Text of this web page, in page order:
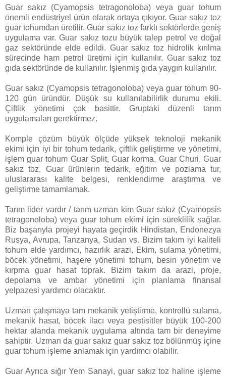
Guar sakız (Cyamopsis tetragonoloba) veya guar tohum
önemli endüstriyel ürün olarak ortaya çıkıyor. Guar sakız toz
guar tohumdan üretilir. Guar sakız toz farklı sektörlerde geniş
uygulama var. Guar sakız tozu büyük talep petrol ve doğal
gaz sektöründe elde edildi. Guar sakız toz hidrolik kırılma
sürecinde ham petrol üretimi için kullanılır. Guar sakız toz
gıda sektöründe de kullanılır. İşlenmiş gıda yaygın kullanılır.
Guar sakız (Cyamopsis tetragonoloba) veya guar tohum 90-
120 gün üründür. Düşük su kullanılabilirlik durumu ekili.
Çiftlik yönetimi çok basittir. Gruptaki düzenli tarım
uygulamaları gerektirmez.
Komple çözüm büyük ölçüde yüksek teknoloji mekanik
ekimi için iyi bir tohum tedarik, çiftlik geliştirme ve yönetimi,
işlem guar tohum Guar Split, Guar korma, Guar Churi, Guar
sakız toz, Guar ürünlerin tedarik, eğitim ve pozlama tur,
uluslararası kalite belgesi, renklendirme araştırma ve
geliştirme tamamlamak.
Tarım lider vardır / tarım uzman kim Guar sakız (Cyamopsis
tetragonoloba) veya guar tohum ekimi için süreklilik sağlar.
Biz başarıyla projeyi hayata geçirdik Hindistan, Endonezya
Rusya, Avrupa, Tanzanya, Sudan vs. Bizim takım iyi kaliteli
tohum elde yardımcı, hazırlık arazi, Ekim, sulama yönetimi,
böcek yönetimi, haşere yönetimi tohum, besin yönetim ve
kırpma guar hasat toprak. Bizim takım da arazi, proje,
depolama ve ambar yönetimi için planlama finansal
yelpazesi yardımcı olacaktır.
Uzman çalışmaya tam mekanik yetiştirme, kontrollü sulama,
mekanik hasat, böcek ilacı veya pestisitler büyük 100-200
hektar alanda mekanik uygulama altında tam bir deneyime
sahiptir. Uzman da guar sakız guar sakız toz bölünmüş içine
guar tohum işleme anlamak için yardımcı olabilir.
Guar Ayrıca sığır Yem Sanayi, guar sakız toz haline işleme